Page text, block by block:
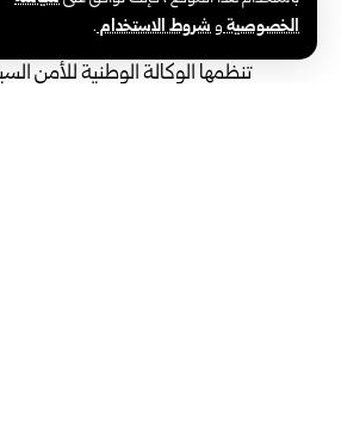
الخصوصيةوشروط الاستخدام.
تنظمها الوكالة الوطنية للأمن